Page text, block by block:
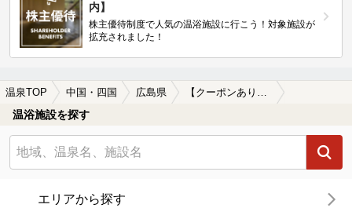
内】
株主優待制度で人気の温浴施設に行こう！対象施設が
拡充されました！
温泉TOP 中国・四国 広島県 【クーポンあり】宮島の日帰り温泉、スーパー銭湯おすすめ
温浴施設を探す
エリアから探す